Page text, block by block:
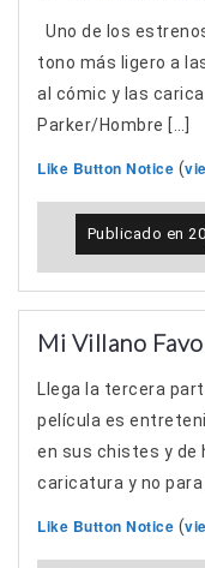
Uno de los
tono más ligero a
al cómic y las
Parker/Hombre […]
Like Button Notice (
Publicado en
Mi Villano
Llega la tercera
película es
en sus chistes y de
caricatura y no para
Like Button Notice (